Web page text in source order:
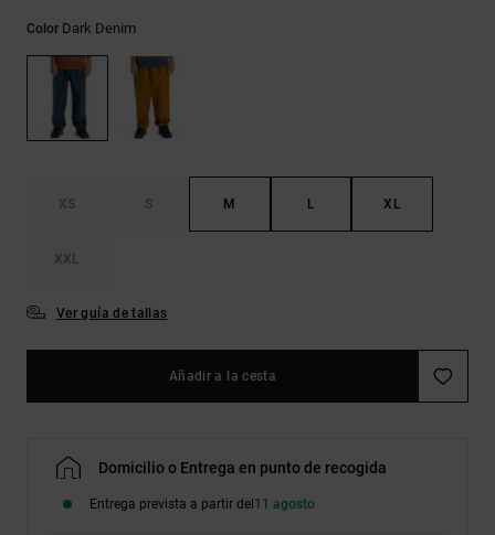
preguntas
más
nuestro
de contacto.
las FAQ
Color Dark Denim
XS S M L XL
XXL
Ver guía de tallas
Añadir a la cesta
Domicilio o Entrega en punto de recogida
Entrega prevista a partir del11 agosto